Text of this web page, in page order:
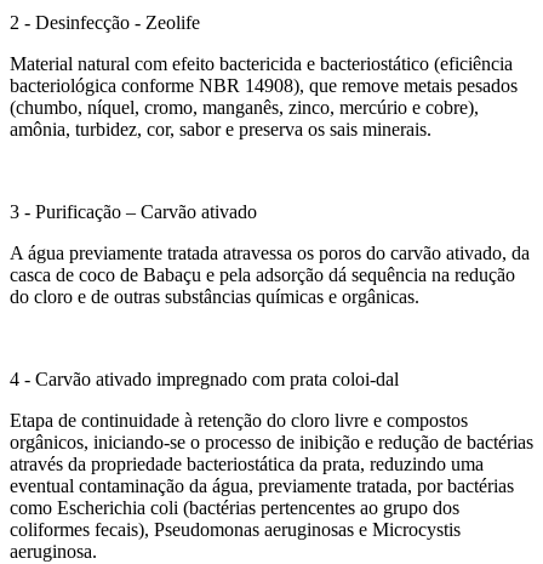
2 - Desinfecção - Zeolife
Material natural com efeito bactericida e bacteriostático (eficiência
bacteriológica conforme NBR 14908), que remove metais pesados
(chumbo, níquel, cromo, manganês, zinco, mercúrio e cobre),
amônia, turbidez, cor, sabor e preserva os sais minerais.
3 - Purificação – Carvão ativado
A água previamente tratada atravessa os poros do carvão ativado, da
casca de coco de Babaçu e pela adsorção dá sequência na redução
do cloro e de outras substâncias químicas e orgânicas.
4 - Carvão ativado impregnado com prata coloi-dal
Etapa de continuidade à retenção do cloro livre e compostos
orgânicos, iniciando-se o processo de inibição e redução de bactérias
através da propriedade bacteriostática da prata, reduzindo uma
eventual contaminação da água, previamente tratada, por bactérias
como Escherichia coli (bactérias pertencentes ao grupo dos
coliformes fecais), Pseudomonas aeruginosas e Microcystis
aeruginosa.